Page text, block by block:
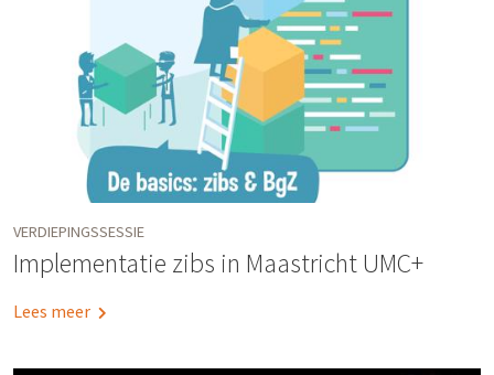
VERDIEPINGSSESSIE
Implementatie zibs in Maastricht UMC+
Lees meer